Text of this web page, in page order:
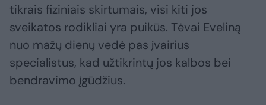
tikrais fiziniais skirtumais, visi kiti jos
sveikatos rodikliai yra puikūs. Tėvai Eveliną
nuo mažų dienų vedė pas įvairius
specialistus, kad užtikrintų jos kalbos bei
bendravimo įgūdžius.